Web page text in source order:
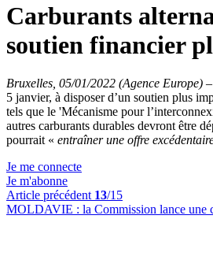
Carburants
soutien financier
Bruxelles, 05/01/2022 (Agence Europe) –
5 janvier, à disposer d’un soutien plus
tels que le 'Mécanisme pour
autres carburants durables devront être
pourrait « entraîner une offre
Je me connecte
Je m'abonne
Article précédent 13/15
MOLDAVIE : la Commission lance une